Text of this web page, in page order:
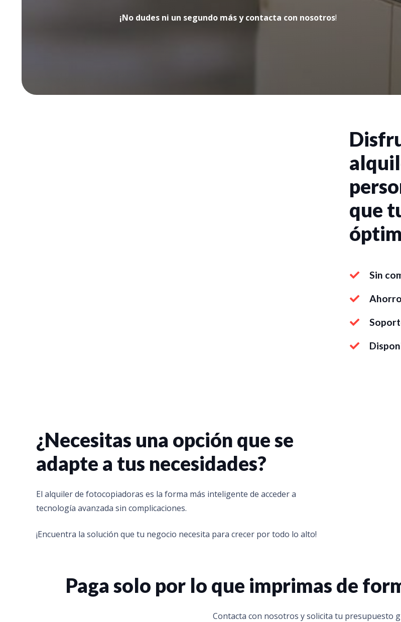
¡No dudes ni un segundo más y contacta con nosotros!
que
Sin
¿Necesitas una opción que se
adapte a tus necesidades?
El alquiler de fotocopiadoras es la forma más inteligente de acceder a
tecnología avanzada sin complicaciones.
¡Encuentra la solución que tu negocio necesita para crecer por todo lo alto!
Paga solo por lo que imprimas de
Contacta con nosotros y solicita tu presupuesto